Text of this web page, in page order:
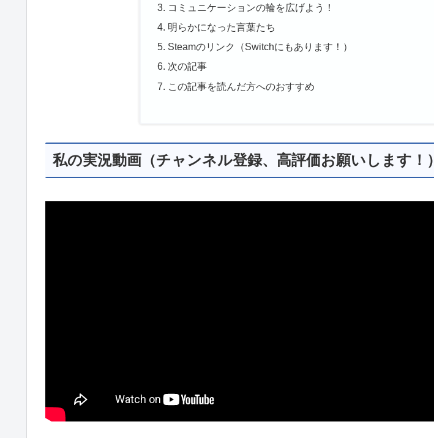
コミュニケーションの輪を広げよう！
明らかになった言葉たち
Steamのリンク（Switchにもあります！）
次の記事
この記事を読んだ方へのおすすめ
私の実況動画（チャンネル登録、高評価お願いします！）